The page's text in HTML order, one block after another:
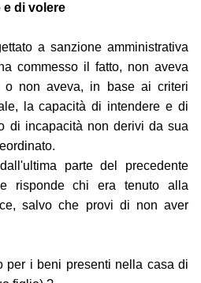
e di volere
a sanzione amministrativa
commesso il fatto, non aveva
o non aveva, in base ai criteri
la capacità di intendere e di
di incapacità non derivi da sua
parte del precedente
risponde chi era tenuto alla
salvo che provi di non aver
per i beni presenti nella casa di